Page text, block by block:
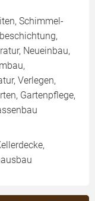
Schimmel-
Neueinbau,
Verlegen,
Gartenpflege,